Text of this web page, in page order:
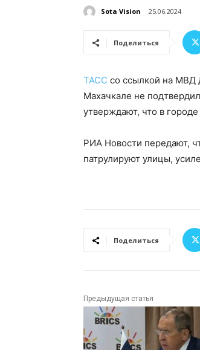
Sota Vision 25.06.2024
Поделиться
ТАСС со ссылкой на МВД
Махачкале не
утверждают, что в
РИА Новости передают,
патрулируют улицы,
Поделиться
Предыдущая статья